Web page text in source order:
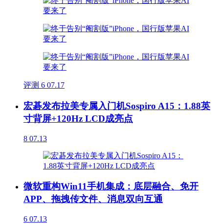
评测 6 07.17
宏碁发布拉美专属入门机Sospiro A15：1.88英
寸背屏+120Hz LCD成亮点
8 07.13
微软重构Win11手机集成：底层融合、免开
APP、拖拽传文件、消息双向互通
6 07.13